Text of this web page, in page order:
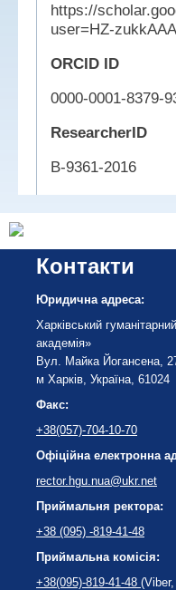
https://
user=HZ-
ORCID ID
0000-0001-8379-
ResearcherID
В-9361-2016
Контакти
Юридична адреса:
Харківський
академія»
Вул. Майка Йогансена,
м Харків, Україна, 61024
Факс:
+38(057)-704-10-70
Офіційна електронна
rector.hgu.nua@ukr.net
Приймальня ректора:
+38 (095) -819-41-48
Приймальна комісія:
+38(095)-819-41-48